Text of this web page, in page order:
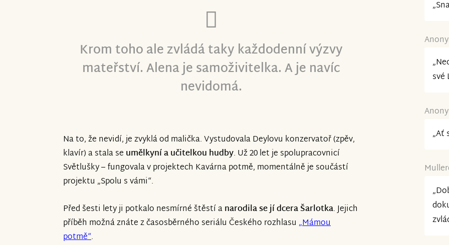
Krom toho ale zvládá taky každodenní výzvy
mateřství. Alena je samoživitelka. A je navíc
nevidomá.
Na to, že nevidí, je zvyklá od malička. Vystudovala Deylovu konzervatoř (zpěv,
klavír) a stala se umělkyní a učitelkou hudby. Už 20 let je spolupracovnicí
Světlušky – fungovala v projektech Kavárna potmě, momentálně je součástí
projektu „Spolu s vámi“.
Před šesti lety ji potkalo nesmírné štěstí anarodila se jí dcera Šarlotka. Jejich
příběh možná znáte z časosběrného seriálu Českého rozhlasu „Mámou
potmě“.
své
„Ať